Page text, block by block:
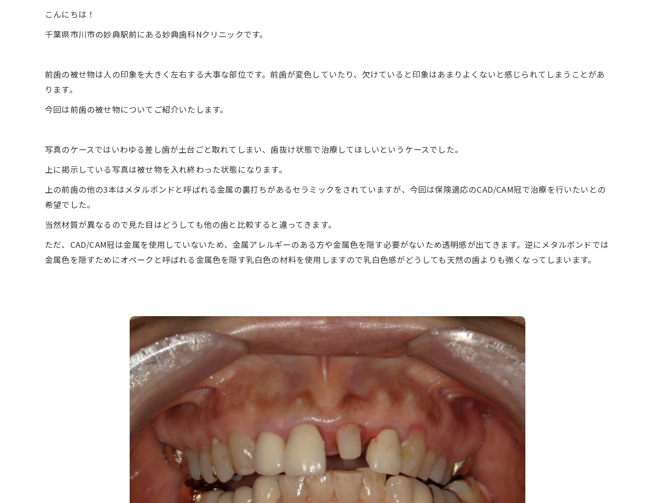
こんにちは！
千葉県市川市の妙典駅前にある妙典歯科Nクリニックです。
前歯の被せ物は人の印象を大きく左右する大事な部位です。前歯が変色していたり、欠けていると印象はあまりよくないと感じられてしまうことがあ
ります。
今回は前歯の被せ物についてご紹介いたします。
写真のケースではいわゆる差し歯が土台ごと取れてしまい、歯抜け状態で治療してほしいというケースでした。
上に掲示している写真は被せ物を入れ終わった状態になります。
上の前歯の他の3本はメタルボンドと呼ばれる金属の裏打ちがあるセラミックをされていますが、今回は保険適応のCAD/CAM冠で治療を行いたいとの
希望でした。
当然材質が異なるので見た目はどうしても他の歯と比較すると違ってきます。
ただ、CAD/CAM冠は金属を使用していないため、金属アレルギーのある方や金属色を隠す必要がないため透明感が出てきます。逆にメタルボンドでは
金属色を隠すためにオペークと呼ばれる金属色を隠す乳白色の材料を使用しますので乳白色感がどうしても天然の歯よりも強くなってしまいます。